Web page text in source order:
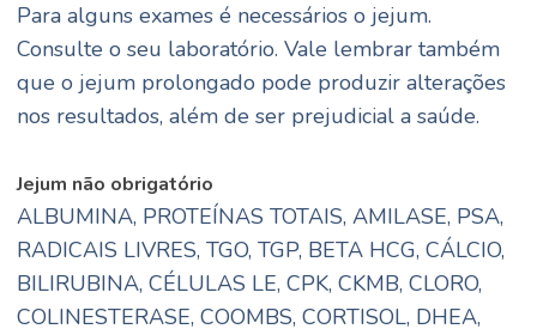
Para alguns exames é necessários o jejum.
Consulte o seu laboratório. Vale lembrar também
que o jejum prolongado pode produzir alterações
nos resultados, além de ser prejudicial a saúde.
Jejum não obrigatório
ALBUMINA, PROTEÍNAS TOTAIS, AMILASE, PSA,
RADICAIS LIVRES, TGO, TGP, BETA HCG, CÁLCIO,
BILIRUBINA, CÉLULAS LE, CPK, CKMB, CLORO,
COLINESTERASE, COOMBS, CORTISOL, DHEA,